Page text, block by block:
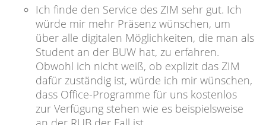
Ich finde den Service des ZIM sehr gut. Ich
würde mir mehr Präsenz wünschen, um
über alle digitalen Möglichkeiten, die man als
Student an der BUW hat, zu erfahren.
Obwohl ich nicht weiß, ob explizit das ZIM
dafür zuständig ist, würde ich mir wünschen,
dass Office-Programme für uns kostenlos
zur Verfügung stehen wie es beispielsweise